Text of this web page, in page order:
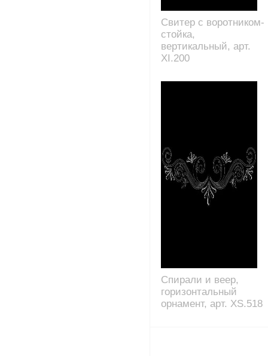
Свитер с воротником-
стойка,
вертикальный, арт.
XI.200
Спирали и веер,
горизонтальный
орнамент, арт. XS.518